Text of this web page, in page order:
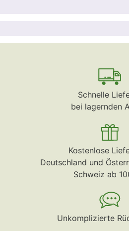
Schnelle
bei lagernden
Kostenlose
Deutschland und
Schweiz ab
Unkomplizierte